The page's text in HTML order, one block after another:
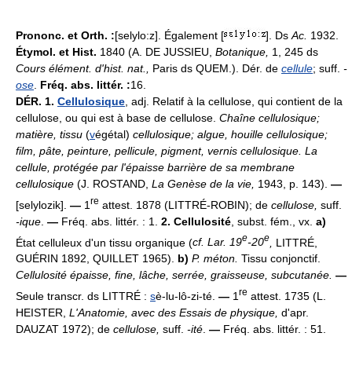
Prononc. et Orth. :[selylo:z]. Également [ ]. Ds Ac. 1932.
Étymol. et Hist. 1840 (A. DE JUSSIEU, Botanique, 1, 245 ds
Cours élément. d'hist. nat.,
Paris ds QUEM.). Dér. de cellule; suff. -
ose Fréq. abs. littér. :16.
DÉR. 1. Cellulosique , adj. Relatif à la cellulose, qui contient de la
cellulose, ou qui est à base de cellulose. Chaîne cellulosique;
matière, tissu (végétal) cellulosique; algue, houille cellulosique;
film, pâte, peinture, pellicule, pigment, vernis cellulosique. La
cellule, protégée par l'épaisse barrière de sa membrane
cellulosique (J. ROSTAND, La Genèse de la vie, 1943, p. 143). —
[selylozik]. — 1 re attest. 1878 (LITTRÉ-ROBIN); de cellulose, suff.
-ique — Fréq. abs. littér. : 1. 2. Cellulosité , subst. fém., vx. a)
État celluleux d'un tissu organique (cf. Lar. 19e-20e
LITTRÉ,
GUÉRIN 1892, QUILLET 1965). b) P. méton. Tissu conjonctif.
Cellulosité épaisse, fine, lâche, serrée, graisseuse, subcutanée. —
Seule transcr. ds LITTRÉ : sè-lu-lô-zi-té. — 1 re attest. 1735 (L.
HEISTER, L'Anatomie, avec des Essais de physique, d'apr.
DAUZAT 1972); de cellulose, suff. -ité — Fréq. abs. littér. : 51.